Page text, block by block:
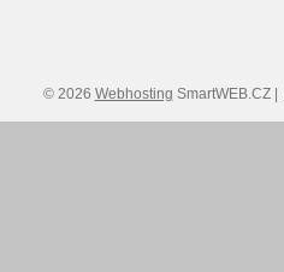
© 2026 Webhosting SmartWEB.CZ |